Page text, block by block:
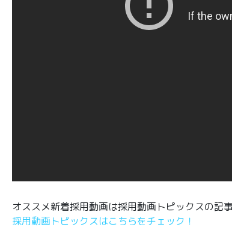
オススメ新着採用動画は採用動画トピックスの記
採用動画トピックスはこちらをチェック！